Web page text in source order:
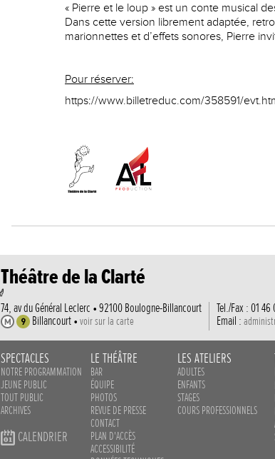
« Pierre et le loup » est un conte musical
Dans cette version librement adaptée,
marionnettes et d’effets sonores, Pierre
Pour réserver:
https://www.billetreduc.com/358591/
Théâtre de la Clarté
74, av du Général Leclerc • 92100 Boulogne-Billancourt
Billancourt • voir sur la carte
Tel./Fax : 01
Email :
SPECTACLES
NOTRE PROGRAMMATION
JEUNE PUBLIC
TOUT PUBLIC
ARCHIVES
CALENDRIER
LE THÉÂTRE
BAR
ÉQUIPE
PHOTOS
REVUE DE PRESSE
CONTACT
PLAN D'ACCÈS
ACCESSIBILITÉ
LES ATELIERS
ADULTES
ENFANTS
STAGES
COURS PROFESSIONNELS